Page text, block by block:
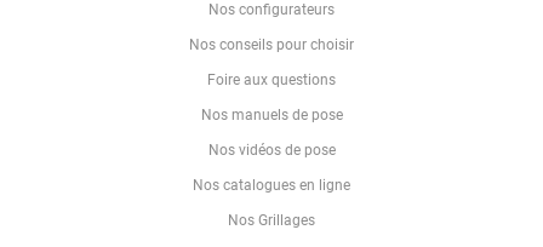
Nos configurateurs
Nos conseils pour choisir
Foire aux questions
Nos manuels de pose
Nos vidéos de pose
Nos catalogues en ligne
Nos Grillages